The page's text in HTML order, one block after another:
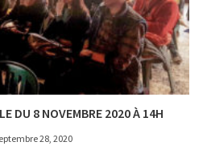
DU 8 NOVEMBRE 2020 À 14H
28, 2020